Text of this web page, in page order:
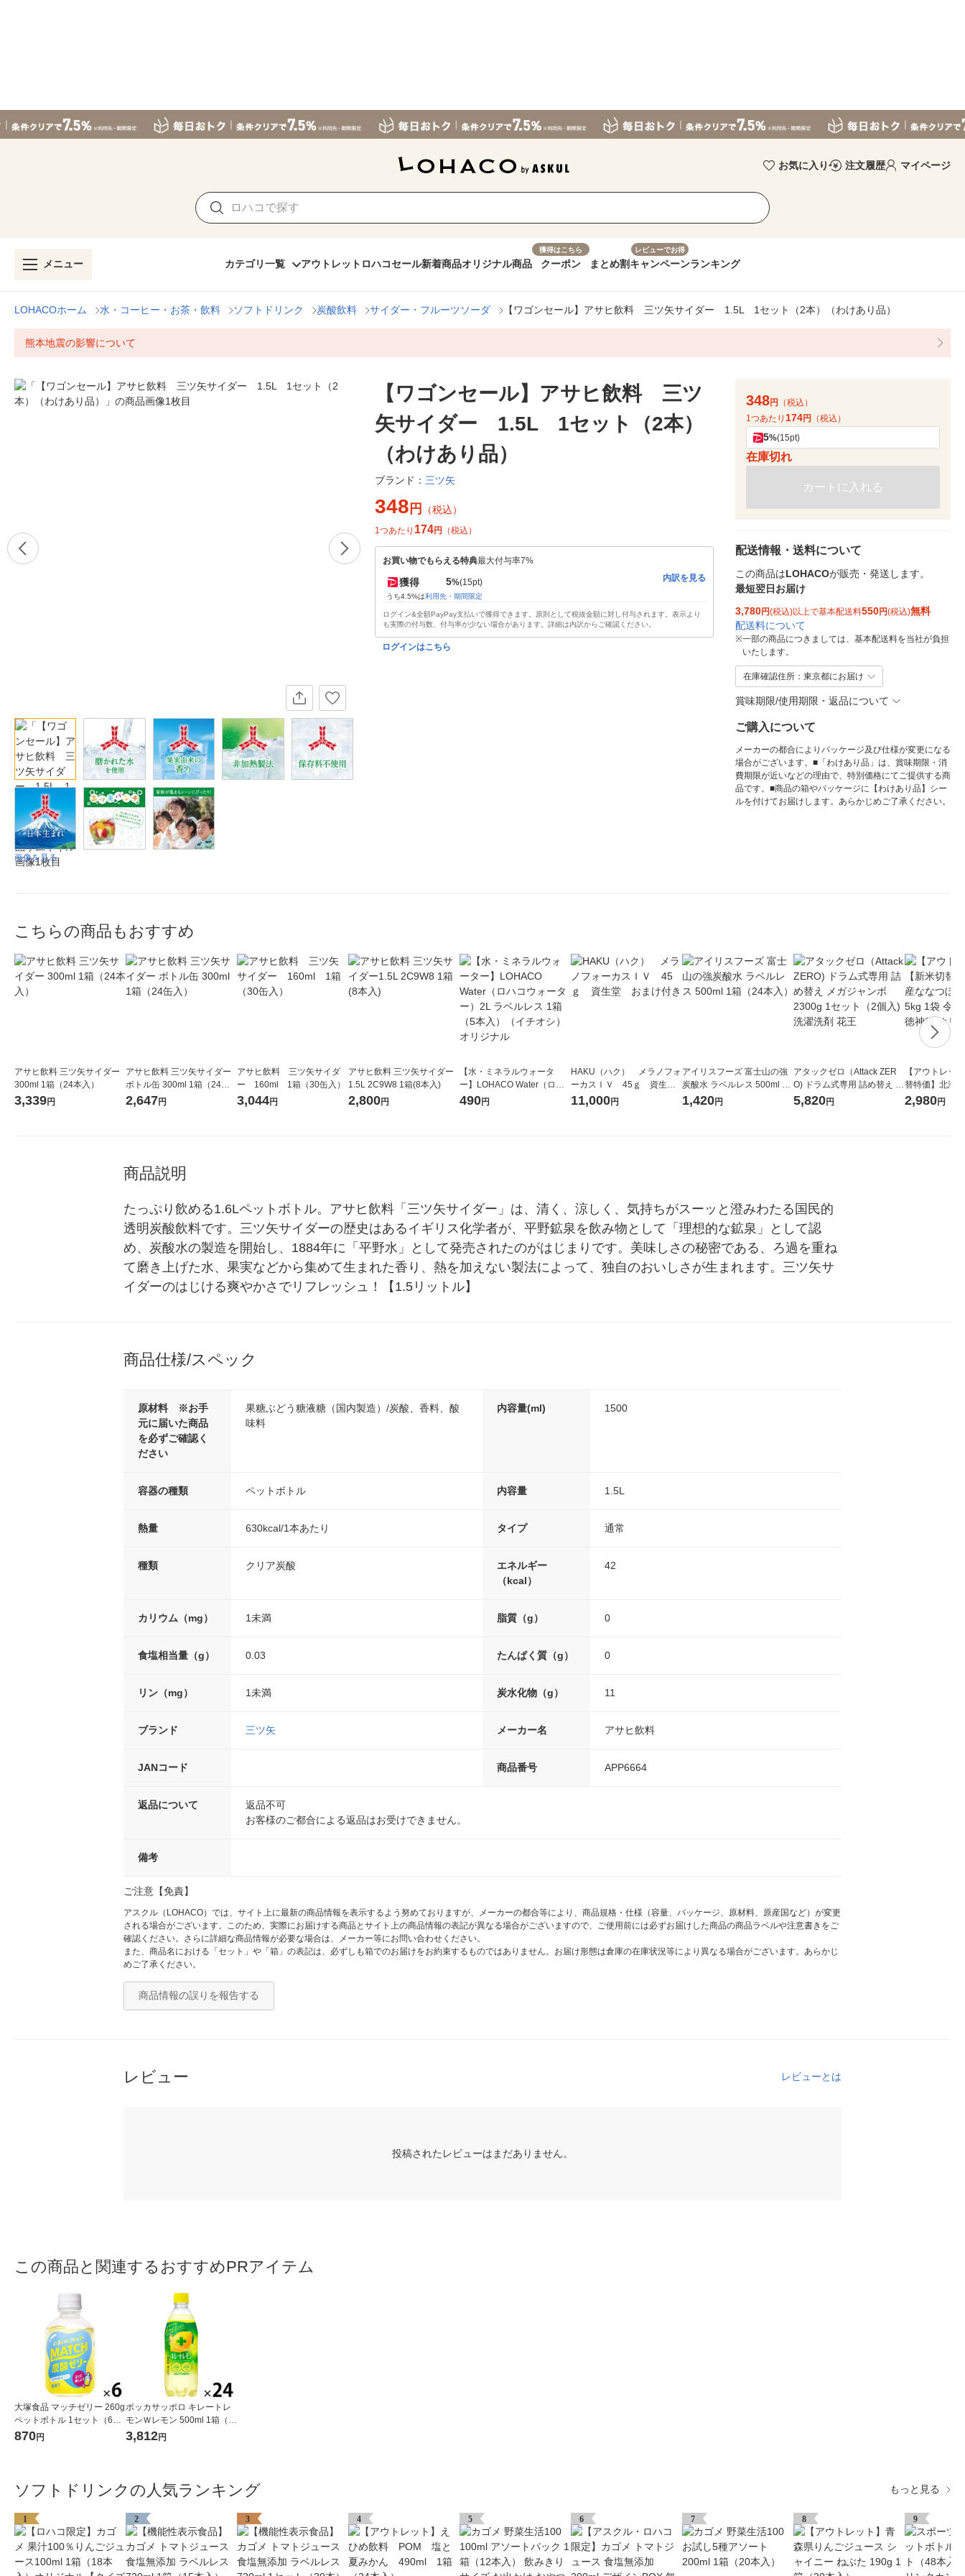
お気に入り 注文履歴 マイページ
メニュー カテゴリ一覧 アウトレット ロハコセール新着商品オリジナル商品
獲得はこちら
クーポン まとめ割
レビューでお得
キャンペーンランキング
LOHACOホーム 水・コーヒー・お茶・飲料 ソフトドリンク 炭酸飲料 サイダー・フルーツソーダ 【ワゴンセール】アサヒ飲料 三ツ矢サイダー 1.5L 1セット（2本）（わけあり品）
熊本地震の影響について
画像を見る
【ワゴンセール】アサヒ飲料 三ツ
矢サイダー 1.5L 1セット（2本）
（わけあり品）
ブランド： 三ツ矢
348 円 （税込）
1つあたり 174円 （税込）
お買い物でもらえる特典最大付与率7%
獲得 5%(15pt)
うち4.5%は利用先・期間限定
内訳を見る
ログイン&全額PayPay支払いで獲得できます。原則として税抜金額に対し付与されます。表示より
も実際の付与数、付与率が少ない場合があります。詳細は内訳からご確認ください。
ログインはこちら
348円
（税込）
1つあたり 174円 （税込）
5%(15pt)
在庫切れ
カートに入れる
配送情報・送料について
この商品はLOHACOが販売・発送します。
最短翌日お届け
3,780円(税込)以上で基本配送料550円(税込)無料
配送料について
※一部の商品につきましては、基本配送料を当社が負担
いたします。
在庫確認住所：東京都にお届け
賞味期限/使用期限・返品について
ご購入について
メーカーの都合によりパッケージ及び仕様が変更になる
場合がございます。■「わけあり品」は、賞味期限・消
費期限が近いなどの理由で、特別価格にてご提供する商
品です。■商品の箱やパッケージに【わけあり品】シー
ルを付けてお届けします。あらかじめご了承ください。
こちらの商品もおすすめ
アサヒ飲料 三ツ矢サイダー
300ml 1箱（24本入）
3,339円
アサヒ飲料 三ツ矢サイダー
ボトル缶 300ml 1箱（24缶
入）
2,647円
アサヒ飲料 三ツ矢サイダ
ー 160ml 1箱（30缶入）
3,044円
アサヒ飲料 三ツ矢サイダー
1.5L 2C9W8 1箱(8本入)
2,800円
【水・ミネラルウォータ
ー】LOHACO Water（ロハ
コウォーター）2L ラベルレ
490円
HAKU（ハク） メラノフォ
ーカスＩＶ 45ｇ 資生
堂 おまけ付き
11,000円
アイリスフーズ 富士山の強
炭酸水 ラベルレス 500ml 1
箱（24本入）
1,420円
アタックゼロ（Attack ZER
O) ドラム式専用 詰め替え メ
ガジャンボ 2300g 1セット
（2個入) 洗濯洗剤 花王
5,820円
【アウトレッ
替特価】北海
し 無洗米 5kg
米 木徳神糧 オ
2,980円
商品説明
たっぷり飲める1.6Lペットボトル。アサヒ飲料「三ツ矢サイダー」は、清く、涼しく、気持ちがスーッと澄みわたる国民的
透明炭酸飲料です。三ツ矢サイダーの歴史はあるイギリス化学者が、平野鉱泉を飲み物として「理想的な鉱泉」として認
め、炭酸水の製造を開始し、1884年に「平野水」として発売されたのがはじまりです。美味しさの秘密である、ろ過を重ね
て磨き上げた水、果実などから集めて生まれた香り、熱を加えない製法によって、独自のおいしさが生まれます。三ツ矢サ
イダーのはじける爽やかさでリフレッシュ！【1.5リットル】
商品仕様/スペック
原材料 ※お手
元に届いた商品
を必ずご確認く
ださい
果糖ぶどう糖液糖（国内製造）/炭酸、香料、酸
味料
内容量(ml) 1500
容器の種類 ペットボトル 内容量 1.5L
熱量 630kcal/1本あたり タイプ 通常
種類 クリア炭酸
エネルギー
（kcal）
42
カリウム（mg） 1未満 脂質（g） 0
食塩相当量（g） 0.03 たんぱく質（g） 0
リン（mg） 1未満 炭水化物（g） 11
ブランド 三ツ矢 メーカー名 アサヒ飲料
JANコード 商品番号 APP6664
返品について
返品不可
お客様のご都合による返品はお受けできません。
備考
ご注意【免責】
アスクル（LOHACO）では、サイト上に最新の商品情報を表示するよう努めておりますが、メーカーの都合等により、商品規格・仕様（容量、パッケージ、原材料、原産国など）が変更
される場合がございます。このため、実際にお届けする商品とサイト上の商品情報の表記が異なる場合がございますので、ご使用前には必ずお届けした商品の商品ラベルや注意書きをご
確認ください。さらに詳細な商品情報が必要な場合は、メーカー等にお問い合わせください。
また、商品名における「セット」や「箱」の表記は、必ずしも箱でのお届けをお約束するものではありません。お届け形態は倉庫の在庫状況等により異なる場合がございます。あらかじ
めご了承ください。
商品情報の誤りを報告する
レビュー レビューとは
投稿されたレビューはまだありません。
この商品と関連するおすすめPRアイテム
大塚食品 マッチゼリー 260g
ペットボトル 1セット（6
本）
870円
ポッカサッポロ キレートレ
モンＷレモン 500ml 1箱（2
4本入）
3,812円
ソフトドリンクの人気ランキング もっと見る
1 2 3 4 5 6 7 8 9